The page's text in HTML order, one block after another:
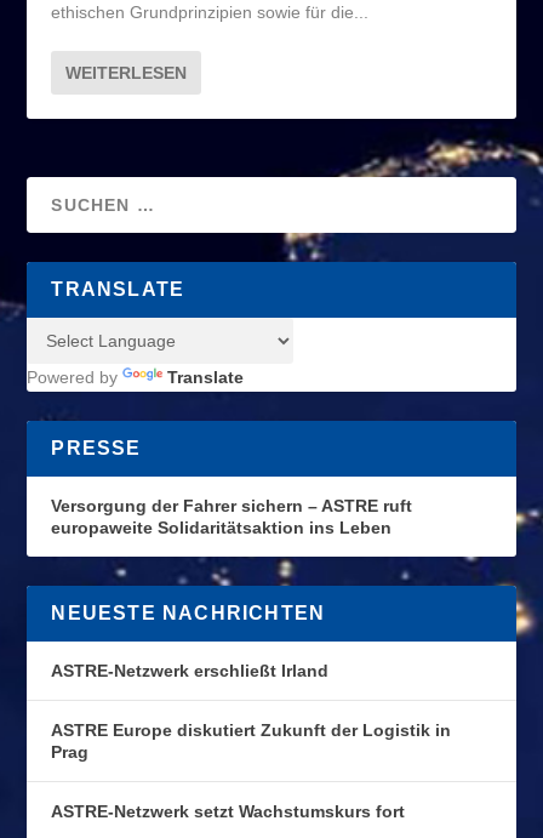
ethischen Grundprinzipien sowie für die...
WEITERLESEN
TRANSLATE
Powered by Translate
PRESSE
Versorgung der Fahrer sichern – ASTRE ruft
europaweite Solidaritätsaktion ins Leben
NEUESTE NACHRICHTEN
ASTRE-Netzwerk erschließt Irland
ASTRE Europe diskutiert Zukunft der Logistik in
Prag
ASTRE-Netzwerk setzt Wachstumskurs fort